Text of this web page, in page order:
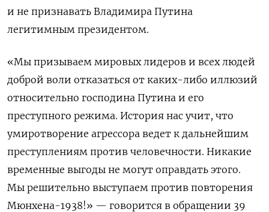
и не признавать Владимира Путина
легитимным президентом.
«Мы призываем мировых лидеров и всех людей
доброй воли отказаться от каких-либо иллюзий
относительно господина Путина и его
преступного режима. История нас учит, что
умиротворение агрессора ведет к дальнейшим
преступлениям против человечности. Никакие
временные выгоды не могут оправдать этого.
Мы решительно выступаем против повторения
Мюнхена-1938!» — говорится в обращении 39